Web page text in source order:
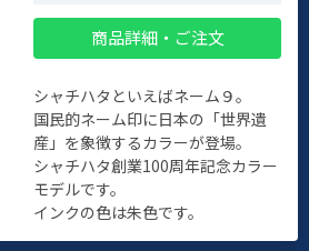
商品詳細・ご注文
シャチハタといえばネーム９。
国民的ネーム印に日本の「世界遺
産」を象徴するカラーが登場。
シャチハタ創業100周年記念カラー
モデルです。
インクの色は朱色です。